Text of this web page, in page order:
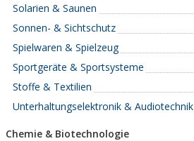
Solarien & Saunen
Sonnen- & Sichtschutz
Spielwaren & Spielzeug
Sportgeräte & Sportsysteme
Stoffe & Textilien
Unterhaltungselektronik & Audiotechnik
Chemie & Biotechnologie